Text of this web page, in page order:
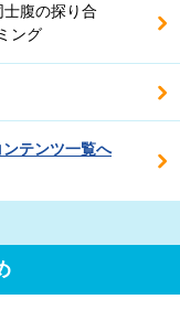
腹の探り合
ング
ンテンツ一覧へ